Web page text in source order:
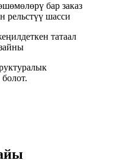
бар заказ
рельстүү шасси
татаал